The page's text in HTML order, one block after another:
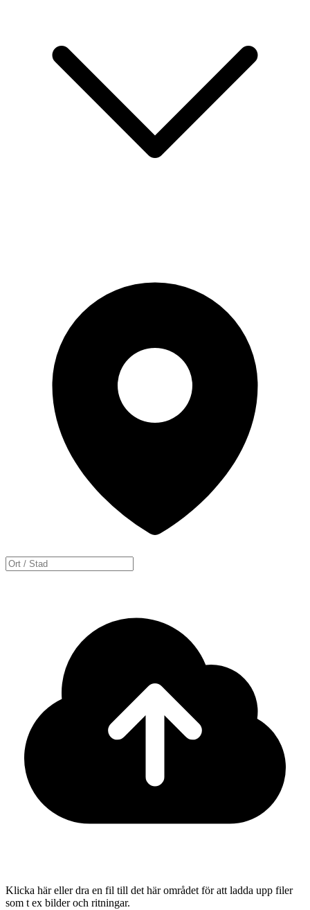
Klicka här eller dra en fil till det här området för att ladda upp filer
som t ex bilder och ritningar.